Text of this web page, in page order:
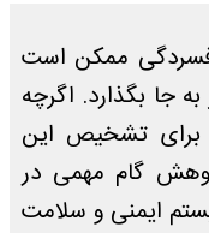
ممکن است
جا بگذارد. اگرچه
برای تشخیص این
گام مهمی در
ایمنی و سلامت